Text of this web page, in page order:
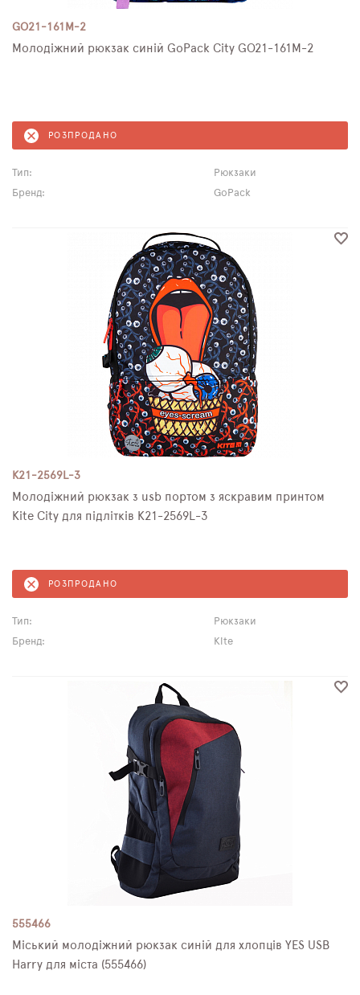
GO21-161M-2
Молодіжний рюкзак синій GoPack City GO21-161M-2
РОЗПРОДАНО
Тип:
Рюкзаки
Бренд:
GoPack
K21-2569L-3
Молодіжний рюкзак з usb портом з яскравим принтом
Kite City для підлітків K21-2569L-3
РОЗПРОДАНО
Тип:
Рюкзаки
Бренд:
Kite
555466
Міський молодіжний рюкзак синій для хлопців YES USB
Harry для міста (555466)